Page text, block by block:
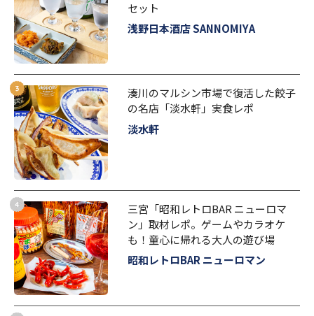
セット
浅野日本酒店 SANNOMIYA
湊川のマルシン市場で復活した餃子
の名店「淡水軒」実食レポ
淡水軒
三宮「昭和レトロBAR ニューロマ
ン」取材レポ。ゲームやカラオケ
も！童心に帰れる大人の遊び場
昭和レトロBAR ニューロマン